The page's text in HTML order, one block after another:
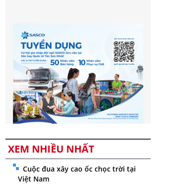
XEM NHIỀU NHẤT
Cuộc đua xây cao ốc chọc trời tại
Việt Nam